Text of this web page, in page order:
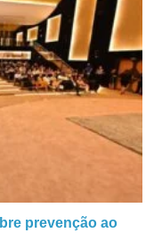
prevenção ao